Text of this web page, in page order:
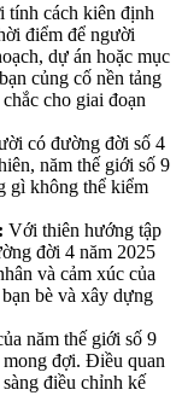
tính cách kiên định
điểm để người
dự án hoặc mục
củng cố nền tảng
cho giai đoạn
có đường đời số 4
năm thế giới số 9
gì không thể kiểm
Với thiên hướng tập
đời 4 năm 2025
và cảm xúc của
bè và xây dựng
năm thế giới số 9
đợi. Điều quan
điều chỉnh kế